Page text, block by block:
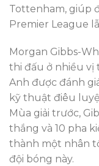
Tottenham, giúp
Premier League
Morgan Gibbs-
thi đấu ở nhiều vị
Anh được đánh
kỹ thuật điêu
Mùa giải trước,
thắng và 10 pha
thành một nhân
đội bóng này.